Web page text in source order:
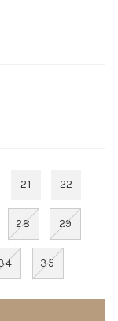
21 22
28 29
35